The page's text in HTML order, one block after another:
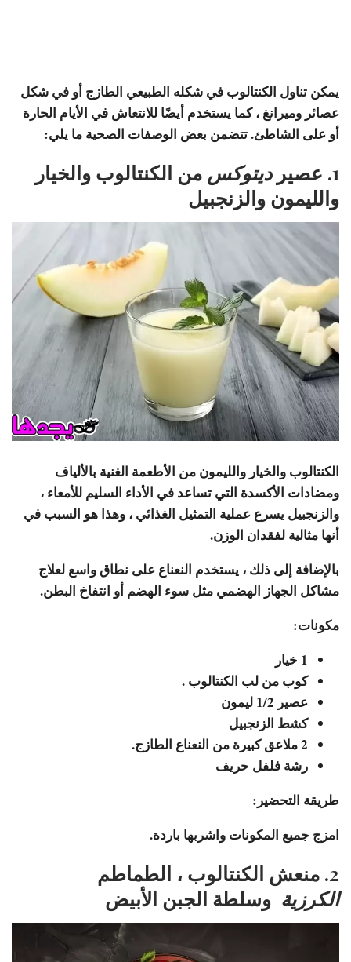
يمكن تناول الكنتالوب في شكله الطبيعي الطازج أو في شكل
عصائر وميرانغ ، كما يستخدم أيضًا للانتعاش في الأيام الحارة
أو على الشاطئ. تتضمن بعض الوصفات الصحية ما يلي:
1. عصير ديتوكس من الكنتالوب والخيار
والليمون والزنجبيل
الكنتالوب والخيار والليمون من الأطعمة الغنية بالألياف
ومضادات الأكسدة التي تساعد في الأداء السليم للأمعاء ،
والزنجبيل يسرع عملية التمثيل الغذائي ، وهذا هو السبب في
أنها مثالية لفقدان الوزن.
بالإضافة إلى ذلك ، يستخدم النعناع على نطاق واسع لعلاج
مشاكل الجهاز الهضمي مثل سوء الهضم أو انتفاخ البطن.
مكونات:
1 خيار
كوب من لب الكنتالوب .
عصير 1/2 ليمون
كشط الزنجبيل
2 ملاعق كبيرة من النعناع الطازج.
رشة فلفل حريف
طريقة التحضير:
امزج جميع المكونات واشربها باردة.
2. منعش الكنتالوب ، الطماطم
الكرزية وسلطة الجبن الأبيض